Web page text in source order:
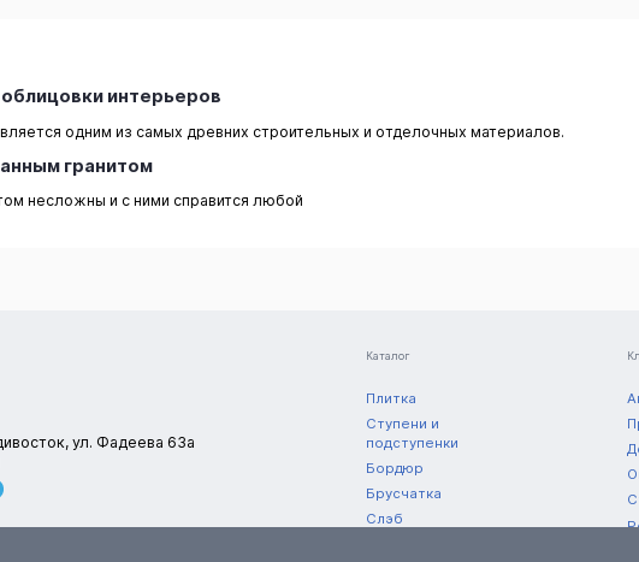
интерьеров
одним из самых древних строительных и отделочных материалов.
гранитом
несложны и с ними справится любой
ул. Фадеева 63а
Каталог
Плитка
Ступени и
подступенки
Бордюр
Брусчатка
Слэб